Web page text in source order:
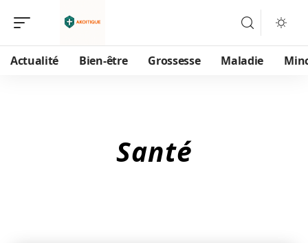
Actualité Bien-être Grossesse Maladie
Santé